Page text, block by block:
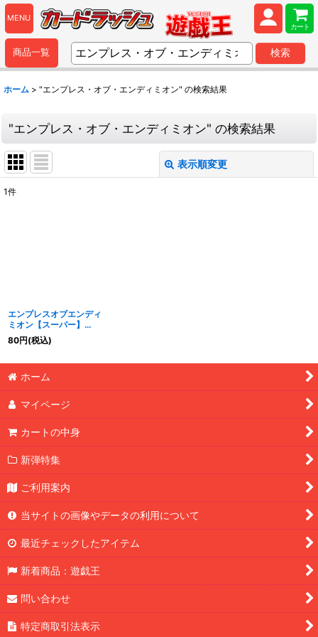
MENU
カート
商品一覧 検索
ホーム > "エンプレス・オブ・エンディミオン" の検索結果
"エンプレス・オブ・エンディミオン" の検索結果
表示順変更
カテゴリ:
絞り込む
1件
エンプレスオブエンディ
ミオン【スーパー】
{SR08-JP002}《モン
スター》
80円(税込)
ホーム
マイページ
カートの中身
新弾特集
ご利用案内
当サイトの画像やデータの利用について
最近チェックしたアイテム
新着商品：遊戯王
問い合わせ
特定商取引法表示